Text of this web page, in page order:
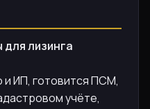
лизинга
ИП, готовится ПСМ,
учёте,